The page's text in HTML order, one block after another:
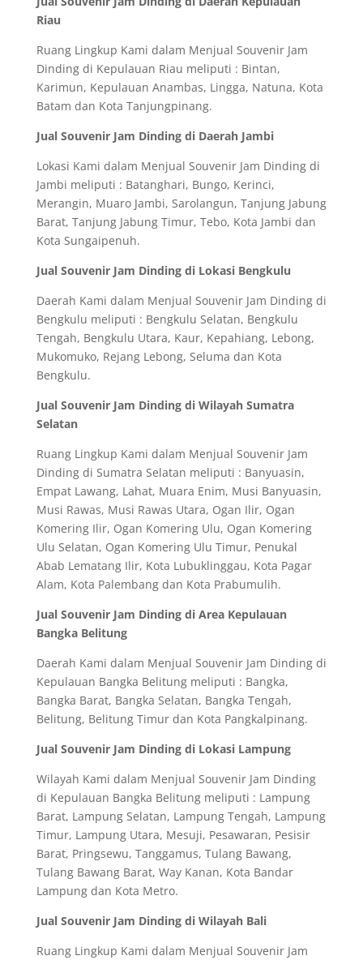
Riau
Ruang Lingkup Kami dalam Menjual Souvenir Jam
Dinding di Kepulauan Riau meliputi : Bintan,
Karimun, Kepulauan Anambas, Lingga, Natuna, Kota
Batam dan Kota Tanjungpinang.
Jual Souvenir Jam Dinding di Daerah Jambi
Lokasi Kami dalam Menjual Souvenir Jam Dinding di
Jambi meliputi : Batanghari, Bungo, Kerinci,
Merangin, Muaro Jambi, Sarolangun, Tanjung Jabung
Barat, Tanjung Jabung Timur, Tebo, Kota Jambi dan
Kota Sungaipenuh.
Jual Souvenir Jam Dinding di Lokasi Bengkulu
Daerah Kami dalam Menjual Souvenir Jam Dinding di
Bengkulu meliputi : Bengkulu Selatan, Bengkulu
Tengah, Bengkulu Utara, Kaur, Kepahiang, Lebong,
Mukomuko, Rejang Lebong, Seluma dan Kota
Bengkulu.
Jual Souvenir Jam Dinding di Wilayah Sumatra
Selatan
Ruang Lingkup Kami dalam Menjual Souvenir Jam
Dinding di Sumatra Selatan meliputi : Banyuasin,
Empat Lawang, Lahat, Muara Enim, Musi Banyuasin,
Musi Rawas, Musi Rawas Utara, Ogan Ilir, Ogan
Komering Ilir, Ogan Komering Ulu, Ogan Komering
Ulu Selatan, Ogan Komering Ulu Timur, Penukal
Abab Lematang Ilir, Kota Lubuklinggau, Kota Pagar
Alam, Kota Palembang dan Kota Prabumulih.
Jual Souvenir Jam Dinding di Area Kepulauan
Bangka Belitung
Daerah Kami dalam Menjual Souvenir Jam Dinding di
Kepulauan Bangka Belitung meliputi : Bangka,
Bangka Barat, Bangka Selatan, Bangka Tengah,
Belitung, Belitung Timur dan Kota Pangkalpinang.
Jual Souvenir Jam Dinding di Lokasi Lampung
Wilayah Kami dalam Menjual Souvenir Jam Dinding
di Kepulauan Bangka Belitung meliputi : Lampung
Barat, Lampung Selatan, Lampung Tengah, Lampung
Timur, Lampung Utara, Mesuji, Pesawaran, Pesisir
Barat, Pringsewu, Tanggamus, Tulang Bawang,
Tulang Bawang Barat, Way Kanan, Kota Bandar
Lampung dan Kota Metro.
Jual Souvenir Jam Dinding di Wilayah Bali
Ruang Lingkup Kami dalam Menjual Souvenir Jam